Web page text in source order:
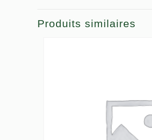
Produits similaires